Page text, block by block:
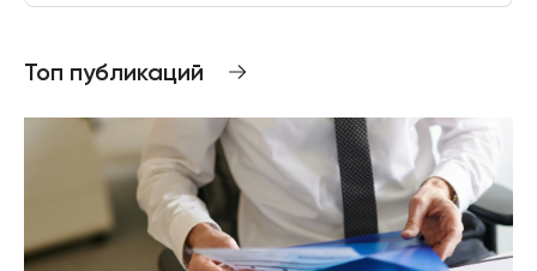
Топ публикаций